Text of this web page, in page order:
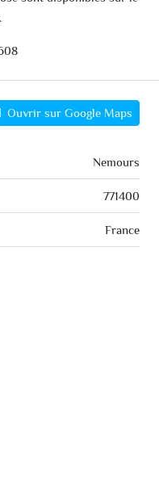
Ouvrir sur Google Maps
Nemours
771400
France